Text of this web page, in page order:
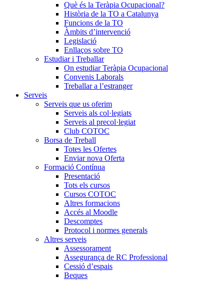
Què és la Teràpia Ocupacional?
Història de la TO a Catalunya
Funcions de la TO
Àmbits d’intervenció
Legislació
Enllaços sobre TO
Estudiar i Treballar
On estudiar Teràpia Ocupacional
Convenis Laborals
Treballar a l’estranger
Serveis
Serveis que us oferim
Serveis als col·legiats
Serveis al precol·legiat
Club COTOC
Borsa de Treball
Totes les Ofertes
Enviar nova Oferta
Formació Contínua
Presentació
Tots els cursos
Cursos COTOC
Altres formacions
Accés al Moodle
Descomptes
Protocol i normes generals
Altres serveis
Assessorament
Assegurança de RC Professional
Cessió d’espais
Beques